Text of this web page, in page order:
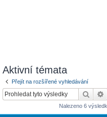
Aktivní témata
Přejít na rozšířené vyhledávání
Hledat
Nalezeno 6